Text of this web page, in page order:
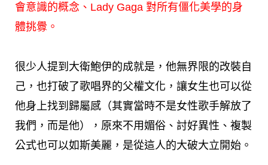
會意識的概念、Lady Gaga 對所有僵化美學的身
體挑釁。
很少人提到大衛鮑伊的成就是，他無界限的改裝自
己，也打破了歌唱界的父權文化，讓女生也可以從
他身上找到歸屬感（其實當時不是女性歌手解放了
我們，而是他），原來不用媚俗、討好異性、複製
公式也可以如斯美麗，是從這人的大破大立開始。